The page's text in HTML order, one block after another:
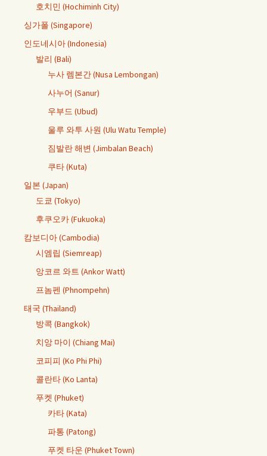
호치민 (Hochiminh City)
싱가폴 (Singapore)
인도네시아 (Indonesia)
발리 (Bali)
누사 렘본간 (Nusa Lembongan)
사누어 (Sanur)
우부드 (Ubud)
울루 와투 사원 (Ulu Watu Temple)
짐발란 해변 (Jimbalan Beach)
쿠타 (Kuta)
일본 (Japan)
도쿄 (Tokyo)
후쿠오카 (Fukuoka)
캄보디아 (Cambodia)
시엠립 (Siemreap)
앙코르 와트 (Ankor Watt)
프놈펜 (Phnompehn)
태국 (Thailand)
방콕 (Bangkok)
치앙 마이 (Chiang Mai)
코피피 (Ko Phi Phi)
콜란타 (Ko Lanta)
푸켓 (Phuket)
카타 (Kata)
파통 (Patong)
푸켓 타운 (Phuket Town)